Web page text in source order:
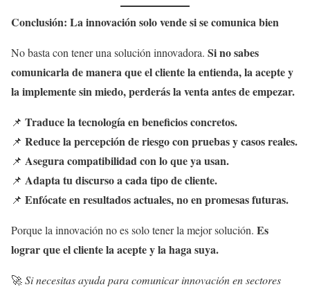
Conclusión: La innovación solo vende si se comunica bien
No basta con tener una solución innovadora. Si no sabes
comunicarla de manera que el cliente la entienda, la acepte y
la implemente sin miedo, perderás la venta antes de empezar.
📌 Traduce la tecnología en beneficios concretos.
📌 Reduce la percepción de riesgo con pruebas y casos reales.
📌 Asegura compatibilidad con lo que ya usan.
📌 Adapta tu discurso a cada tipo de cliente.
📌 Enfócate en resultados actuales, no en promesas futuras.
Porque la innovación no es solo tener la mejor solución. Es
lograr que el cliente la acepte y la haga suya.
🚀Si necesitas ayuda para comunicar innovación en sectores